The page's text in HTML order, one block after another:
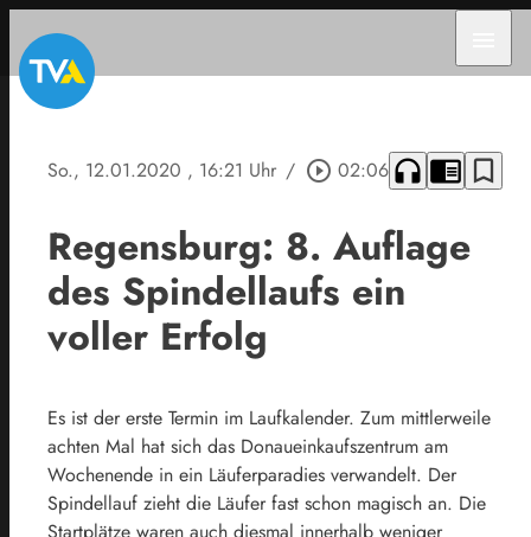
So., 12.01.2020 , 16:21 Uhr / play_circle_outline 02:06 headphones chrome_reader_mode bookmark_border
Regensburg: 8. Auflage
des Spindellaufs ein
voller Erfolg
Es ist der erste Termin im Laufkalender. Zum mittlerweile
achten Mal hat sich das Donaueinkaufszentrum am
Wochenende in ein Läuferparadies verwandelt. Der
Spindellauf zieht die Läufer fast schon magisch an. Die
Startplätze waren auch diesmal innerhalb weniger